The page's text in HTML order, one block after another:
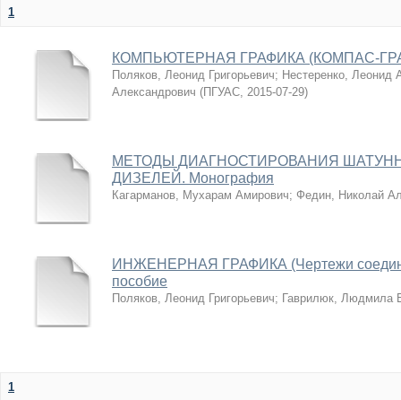
1
КОМПЬЮТЕРНАЯ ГРАФИКА (КОМПАС-
Поляков, Леонид Григорьевич; Нестеренко, Леонид
Александрович (ПГУАС, 2015-07-29)
МЕТОДЫ ДИАГНОСТИРОВАНИЯ
ДИЗЕЛЕЙ. Монография
Кагарманов, Мухарам Амирович; Федин, Николай
ИНЖЕНЕРНАЯ ГРАФИКА (Чертежи
пособие
Поляков, Леонид Григорьевич; Гаврилюк, Людмила
1